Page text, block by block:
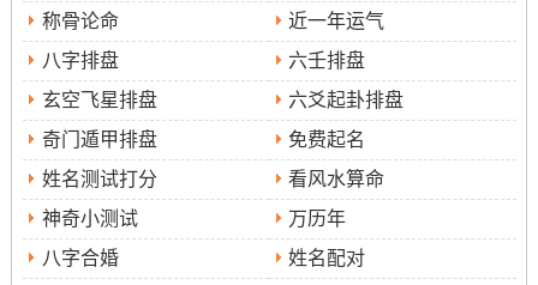
分析:此日逢“金匮”吉神，适宜进行墙面处理与吊顶安装等
工作。是月内较为综合的吉日 但需注意避开冲狗的生肖！
9月9日（星期二、农历七月十八）
宜:开市、交易、立券、挂匾、祭祀、开光、进人口、入
宅、安床、出火、拆卸、修造、动土、栽种
吉时:下午1：00-2:59（乙未时）
称骨论命
近一年运气
八字排盘
六壬排盘
玄空飞星排盘
六爻起卦排盘
奇门遁甲排盘
免费起名
姓名测试打分
看风水算命
神奇小测试
万历年
八字合婚
姓名配对